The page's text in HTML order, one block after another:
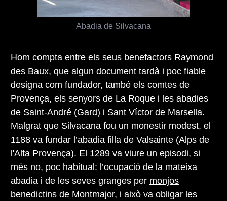
Abadia de Silvacana
Hom compta entre els seus benefactors Raymond
des Baux, que algun document tardà i poc fiable
designa com fundador, també els comtes de
Provença, els senyors de La Roque i les abadies
de Saint-André (Gard) i Sant Víctor de Marsella.
Malgrat que Silvacana fou un monestir modest, el
1188 va fundar l’abadia filla de Valsainte (Alps de
l'Alta Provença). El 1289 va viure un episodi, si
més no, poc habitual: l’ocupació de la mateixa
abadia i de les seves granges per monjos
benedictins de Montmajor, i això va obligar les